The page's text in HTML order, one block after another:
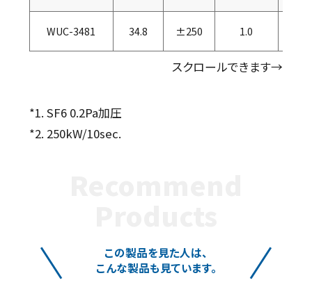
WUC-3481 34.8 ±250 1.0
スクロールできます→
*1. SF6 0.2Pa加圧
*2. 250kW/10sec.
この製品を見た人は、
こんな製品も見ています。